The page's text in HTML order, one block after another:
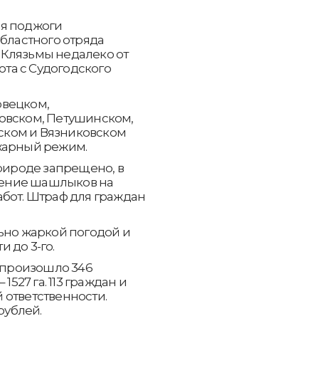
поджоги
отряда
недалеко от
с Судогодского
Петушинском,
и Вязниковском
режим.
запрещено, в
шашлыков на
Штраф для граждан
жаркой погодой и
до 3-го.
346
га. 113 граждан и